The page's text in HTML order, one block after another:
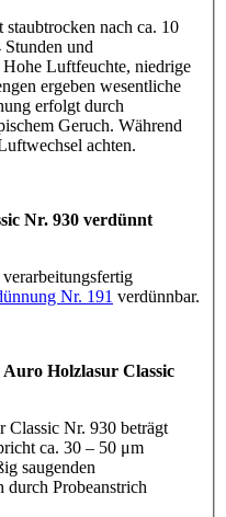
nach ca. 10
Stunden und
Luftfeuchte, niedrige
ergeben wesentliche
erfolgt durch
Geruch. Während
achten.
Nr. 930 verdünnt
Nr. 191 verdünnbar.
Holzlasur Classic
Nr. 930 beträgt
ca. 30 – 50 μm
saugenden
durch Probeanstrich